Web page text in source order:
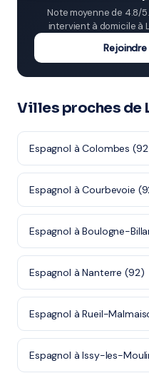
Note moyenne de 4.8/
intervient à domicile à
Villes proches de
Espagnol à Colombes
Espagnol à Courbevoie
Espagnol à Boulogne-
Espagnol à Nanterre (92)
Espagnol à Rueil-
Espagnol à Issy-les-